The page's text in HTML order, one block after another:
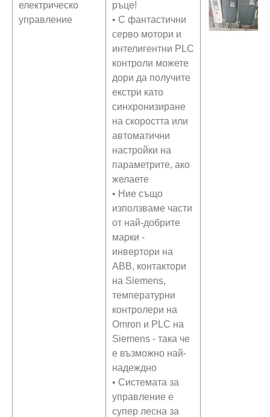
електрическо
управление
ръце!
• С фантастични
серво мотори и
интелигентни PLC
контроли можете
дори да получите
екстри като
синхронизиране
на скоростта или
автоматични
настройки на
параметрите, ако
желаете
• Ние също
използваме части
от най-добрите
марки -
инвертори на
ABB, контактори
на Siemens,
температурни
контролери на
Omron и PLC на
Siemens - така че
е възможно най-
надеждно
• Системата за
управление е
супер лесна за